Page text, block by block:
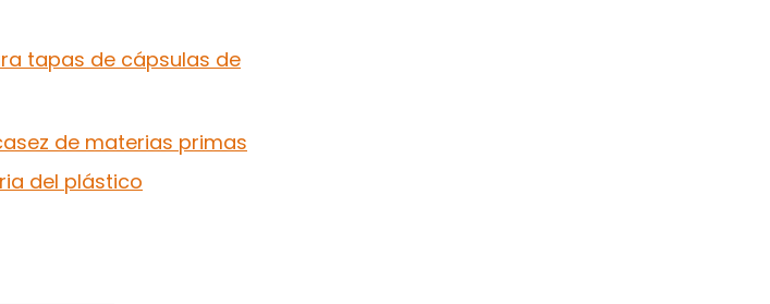
tapas de cápsulas de
de materias primas
del plástico